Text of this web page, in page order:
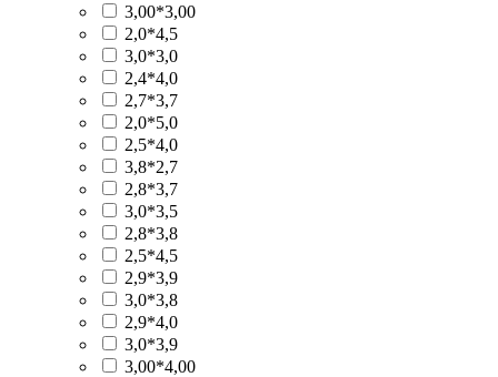
3,00*3,00
2,0*4,5
3,0*3,0
2,4*4,0
2,7*3,7
2,0*5,0
2,5*4,0
3,8*2,7
2,8*3,7
3,0*3,5
2,8*3,8
2,5*4,5
2,9*3,9
3,0*3,8
2,9*4,0
3,0*3,9
3,00*4,00